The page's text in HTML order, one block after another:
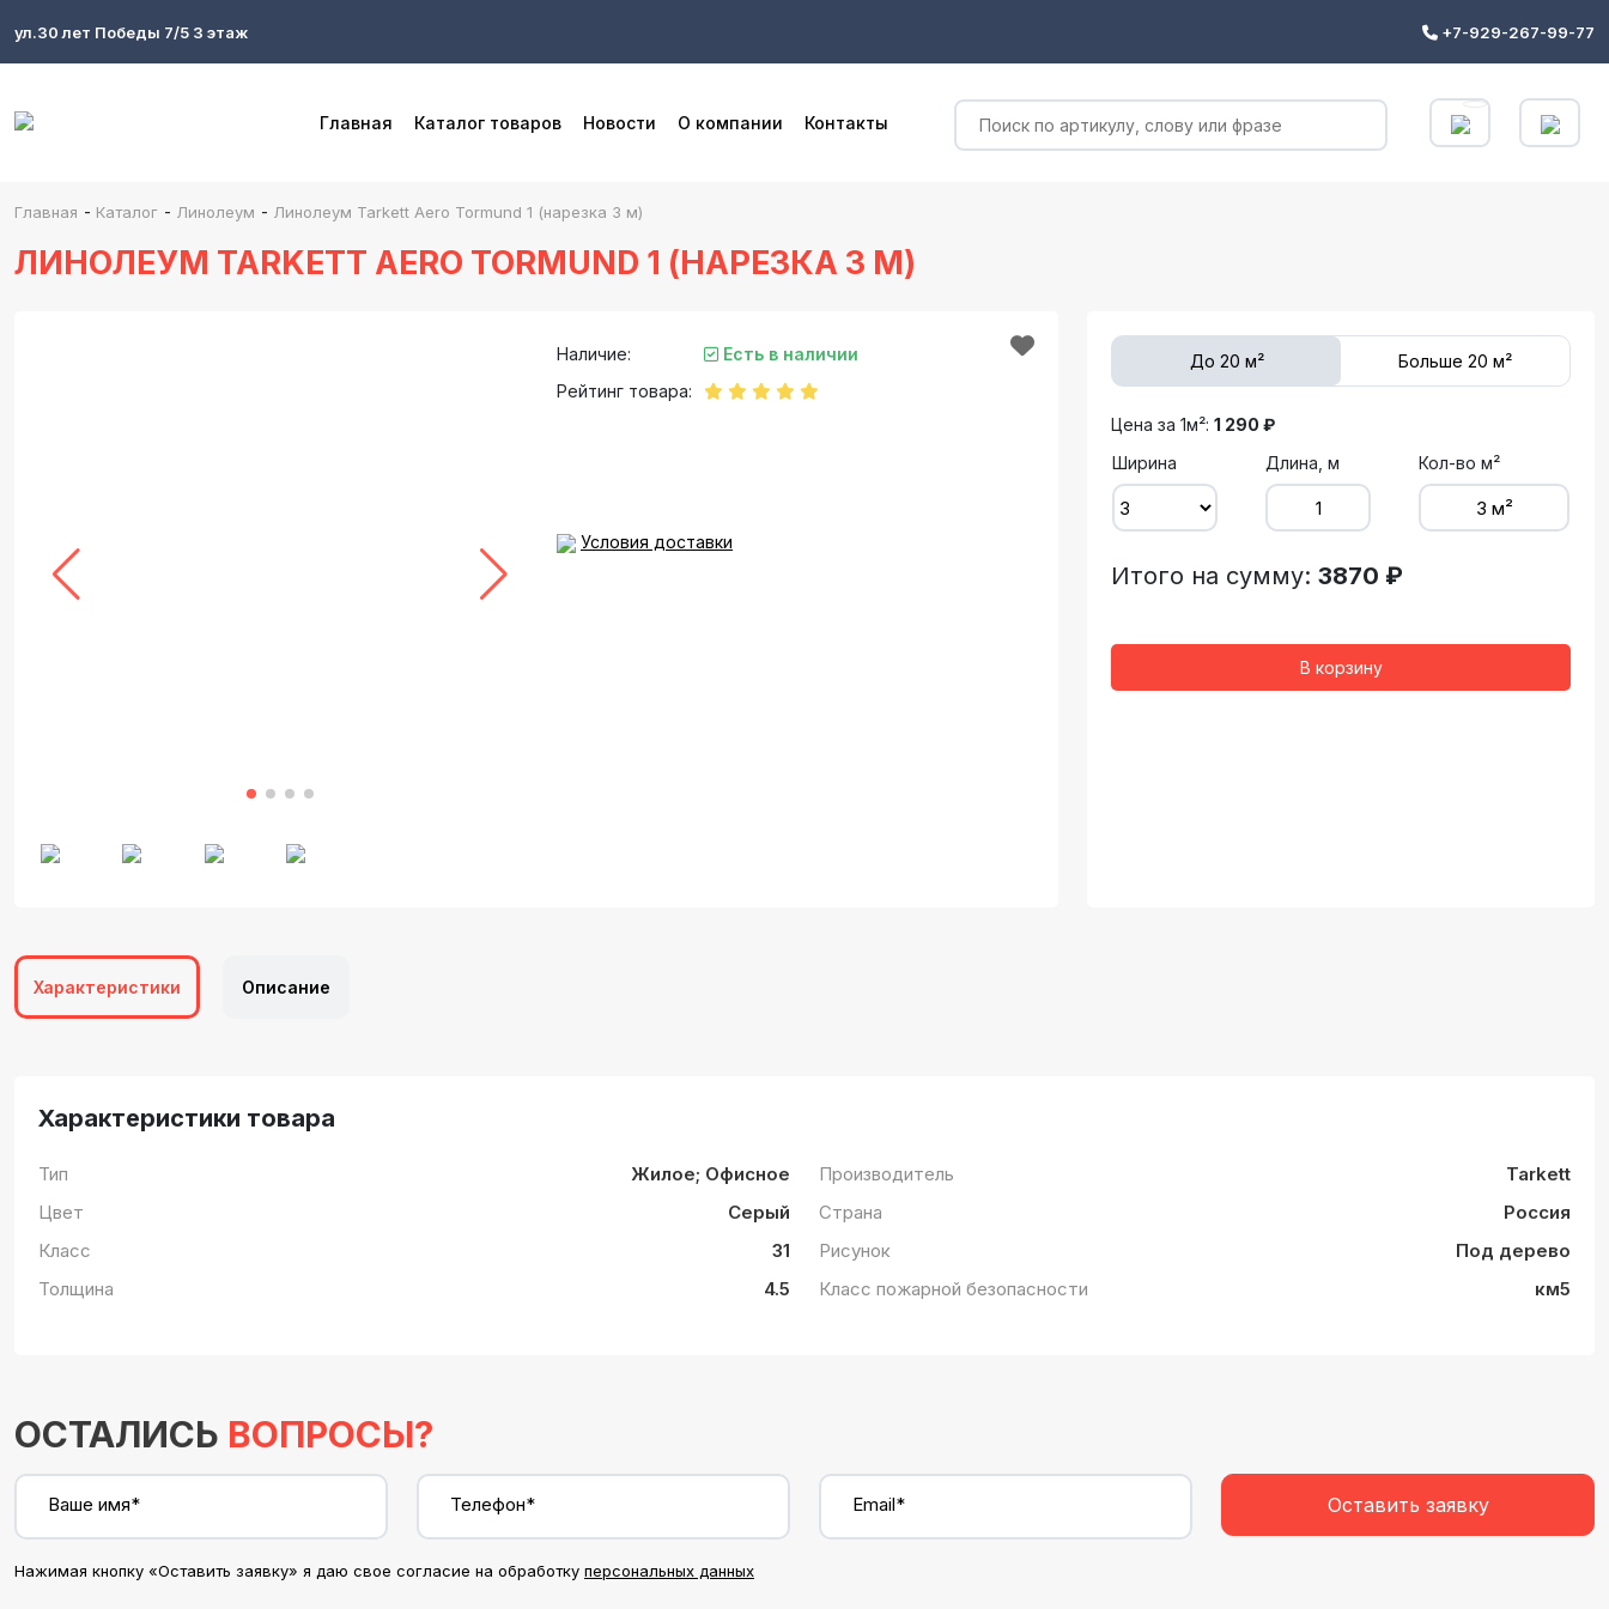
ул.30 лет Победы 7/5 3 этаж +7-929-267-99-77
Главная Каталог товаров Новости О компании Контакты
Главная - Каталог - Линолеум - Линолеум Tarkett Aero Tormund 1 (нарезка 3 м)
ЛИНОЛЕУМ TARKETT AERO TORMUND 1 (НАРЕЗКА 3 М)
Наличие:
Есть в наличии
Рейтинг товара:
Условия доставки
До 20 м² Больше 20 м²
Цена за 1м²: 1 290 ₽
Ширина
Длина, м Кол-во м²
Итого на сумму: 3870 ₽
В корзину
Характеристики Описание
Характеристики товара
Тип
Жилое; Офисное
Цвет
Серый
Класс
31
Толщина
4.5
Производитель
Tarkett
Страна
Россия
Рисунок
Под дерево
Класс пожарной безопасности
км5
ОСТАЛИСЬ ВОПРОСЫ?
Ваше имя* Телефон* Email* Оставить заявку
Нажимая кнопку «Оставить заявку» я даю свое согласие на обработку персональных данных